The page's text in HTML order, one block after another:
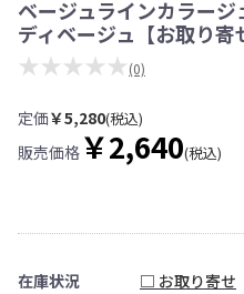
ベージュラインカラー
ディベージュ【お取り寄
★★★★★ (0)
定価￥5,280(税込)
販売価格 ￥2,640(税込)
在庫状況 □ お取り寄せ